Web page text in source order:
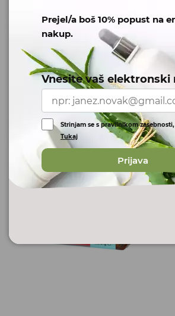
Prejel/a boš 10% popust na
nakup.
Vnesite vaš elektronski
Strinjam se s pravilnikom
Tukaj
Prijava